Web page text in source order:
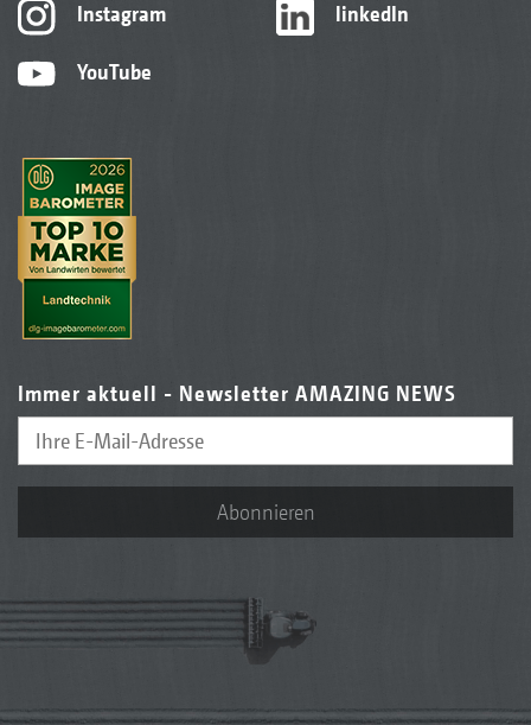
Instagram
YouTube
linkedIn
Immer aktuell - Newsletter AMAZING NEWS
Abonnieren